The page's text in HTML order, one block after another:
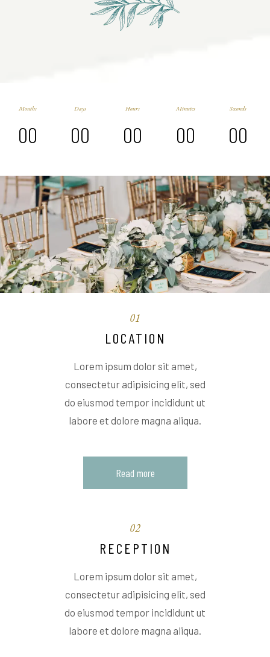
00
Months
00
Days
00
Hours
00
Minutes
00
Seconds
01
LOCATION
Lorem ipsum dolor sit amet,
consectetur adipisicing elit, sed
do eiusmod tempor incididunt ut
labore et dolore magna aliqua.
Read more
02
RECEPTION
Lorem ipsum dolor sit amet,
consectetur adipisicing elit, sed
do eiusmod tempor incididunt ut
labore et dolore magna aliqua.